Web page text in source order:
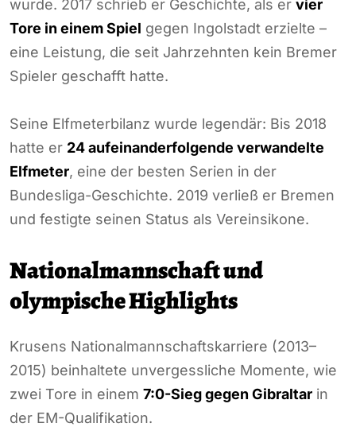
wurde. 2017 schrieb er Geschichte, als er vier
Tore in einem Spiel gegen Ingolstadt erzielte –
eine Leistung, die seit Jahrzehnten kein Bremer
Spieler geschafft hatte.
Seine Elfmeterbilanz wurde legendär: Bis 2018
hatte er 24 aufeinanderfolgende verwandelte
Elfmeter, eine der besten Serien in der
Bundesliga-Geschichte. 2019 verließ er Bremen
und festigte seinen Status als Vereinsikone.
Nationalmannschaft und
olympische Highlights
Krusens Nationalmannschaftskarriere (2013–
2015) beinhaltete unvergessliche Momente, wie
zwei Tore in einem 7:0-Sieg gegen Gibraltar in
der EM-Qualifikation.